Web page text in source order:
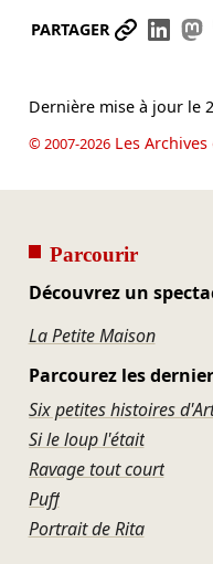
PARTAGER
Dernière mise à jour le
© 2007-2026Les Archives
Parcourir
Découvrez un
La Petite Maison
Parcourez les
Six petites histoires
Si le loup l'était
Ravage tout court
Puff
Portrait de Rita